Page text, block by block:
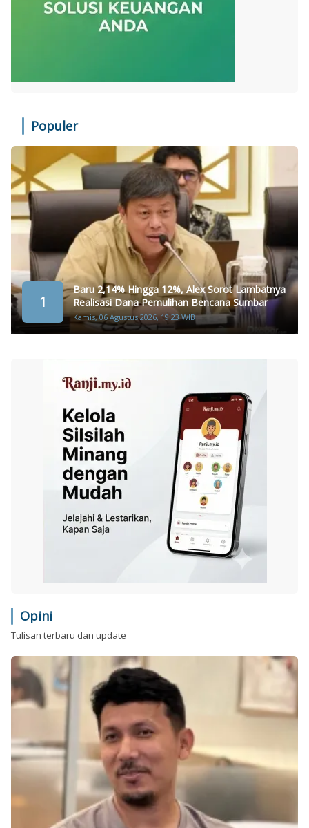
Populer
1
Baru 2,14% Hingga 12%, Alex Sorot Lambatnya
Realisasi Dana Pemulihan Bencana Sumbar
Kamis, 06 Agustus 2026, 19:23 WIB
Opini
Tulisan terbaru dan update